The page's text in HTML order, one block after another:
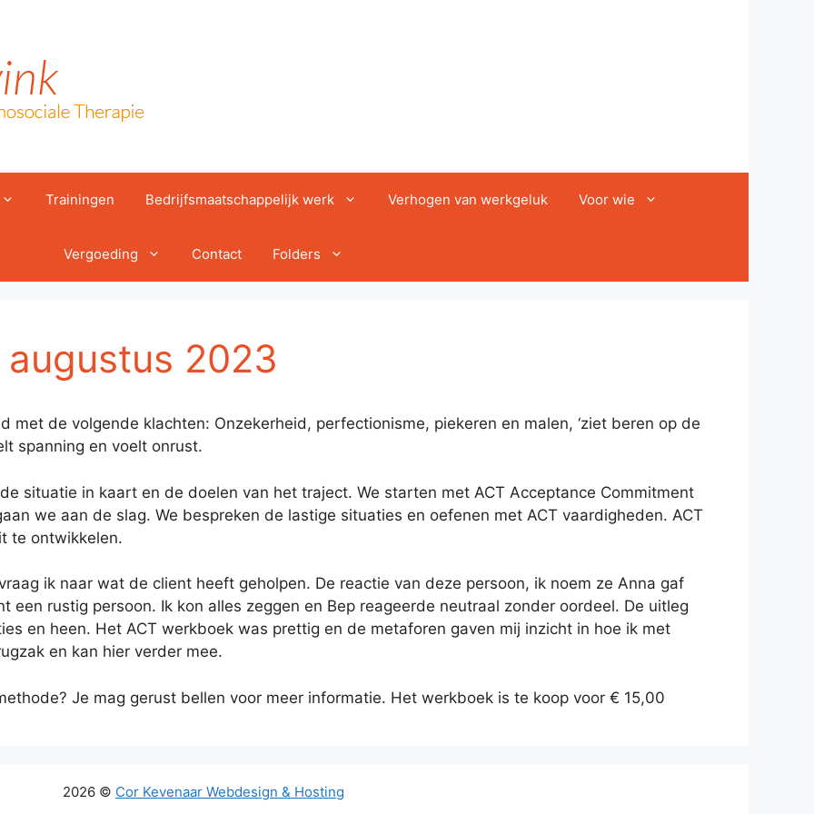
Trainingen Bedrijfsmaatschappelijk werk Verhogen van werkgeluk Voor wie
Vergoeding Contact Folders
2023
met de volgende klachten: Onzekerheid, perfectionisme, piekeren en malen, ‘ziet beren op de
spanning en voelt onrust.
situatie in kaart en de doelen van het traject. We starten met ACT Acceptance Commitment
we aan de slag. We bespreken de lastige situaties en oefenen met ACT vaardigheden. ACT
te ontwikkelen.
ik naar wat de client heeft geholpen. De reactie van deze persoon, ik noem ze Anna gaf
een rustig persoon. Ik kon alles zeggen en Bep reageerde neutraal zonder oordeel. De uitleg
en heen. Het ACT werkboek was prettig en de metaforen gaven mij inzicht in hoe ik met
en kan hier verder mee.
Je mag gerust bellen voor meer informatie. Het werkboek is te koop voor € 15,00
2026 © Cor Kevenaar Webdesign & Hosting